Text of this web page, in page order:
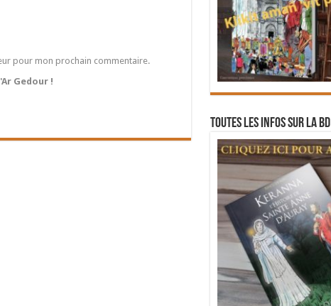
pour mon prochain commentaire.
Gedour !
Toutes les infos sur la BD